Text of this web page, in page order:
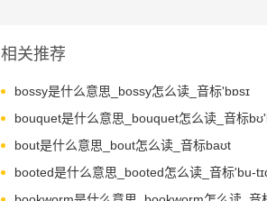
相关推荐
bossy是什么意思_bossy怎么读_音标'bɒsɪ
bouquet是什么意思_bouquet怎么读_音标
bout是什么意思_bout怎么读_音标baʊt
booted是什么意思_booted怎么读_音标'bu-